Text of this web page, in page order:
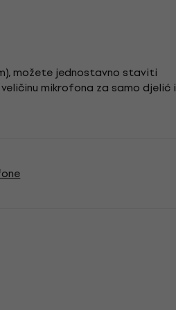
možete jednostavno staviti
mikrofona za samo djelić i